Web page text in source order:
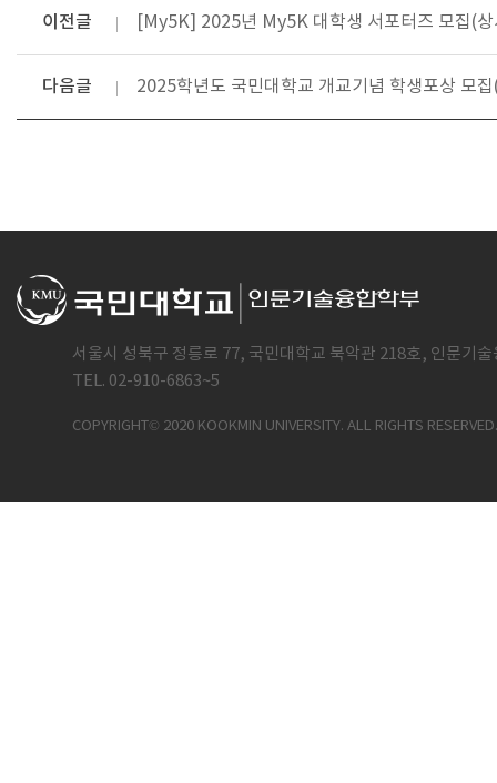
이전글 [My5K] 2025년 My5K 대학생 서포터즈 모집(
다음글 2025학년도 국민대학교 개교기념 학생포상 모
서울시 성북구 정릉로 77, 국민대학교 북악관 218호, 인문기
TEL. 02-910-6863~5
COPYRIGHT© 2020 KOOKMIN UNIVERSITY. ALL RIGHTS RESERVED.